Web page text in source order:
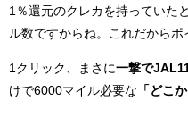
1％還元のクレカを持っていた
ル数ですからね。これだから
1クリック、まさに一撃で
けで6000マイル必要な 「どこ